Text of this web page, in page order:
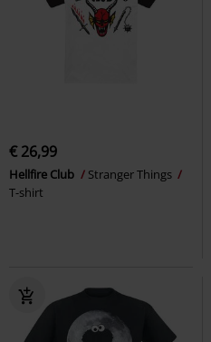
€ 26,99
Hellfire Club
Stranger Things
T-shirt